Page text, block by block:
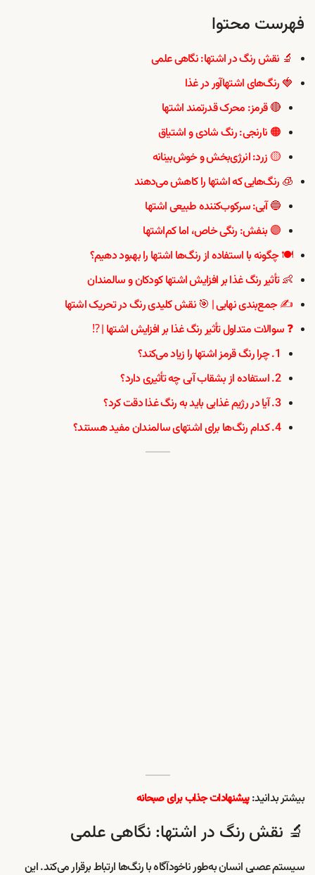
فهرست محتوا
🔬 نقش رنگ در اشتها: نگاهی علمی
🍓 رنگ‌های اشتها‌آور در غذا
🔴 قرمز: محرک قدرتمند اشتها
🟠 نارنجی: رنگ شادی و اشتیاق
🟡 زرد: انرژی‌بخش و خوش‌بینانه
🧊 رنگ‌هایی که اشتها را کاهش می‌دهند
🔵 آبی: سرکوب‌کننده طبیعی اشتها
🟣 بنفش: رنگی خاص، اما کم‌اشتها
🍽️ چگونه با استفاده از رنگ‌ها اشتها را بهبود دهیم؟
👶 تأثیر رنگ غذا بر افزایش اشتها کودکان و سالمندان
✍️ جمع‌بندی نهایی | 🎯 نقش کلیدی رنگ در تحریک اشتها
❓ سوالات متداول تأثیر رنگ غذا بر افزایش اشتها | ⁉️
1. چرا رنگ قرمز اشتها را زیاد می‌کند؟
2. استفاده از بشقاب آبی چه تأثیری دارد؟
3. آیا در رژیم غذایی باید به رنگ غذا دقت کرد؟
4. کدام رنگ‌ها برای اشتهای سالمندان مفید هستند؟
بیشتر بدانید:پیشنهادات جذاب برای صبحانه
🔬 نقش رنگ در اشتها: نگاهی علمی
سیستم عصبی انسان به‌طور ناخودآگاه با رنگ‌ها ارتباط برقرار می‌کند. این